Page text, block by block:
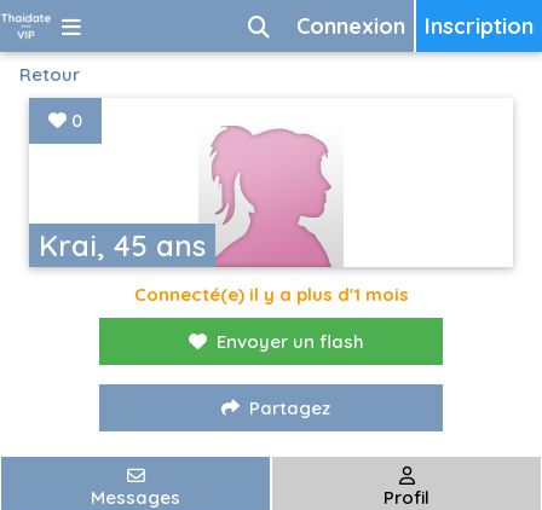
Inscription
Connexion
Retour
Krai, 45 ans
0
Connecté(e) il y a plus d'1 mois
Envoyer un flash
Partagez
Messages Profil